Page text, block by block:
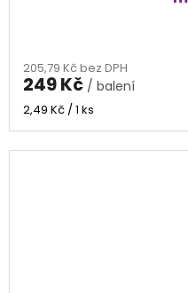
205,79 Kč bez DPH
249 Kč / balení
Měrná
2,49 Kč / 1 ks